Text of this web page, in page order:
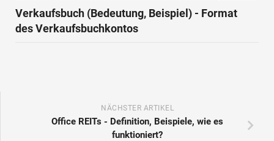
Verkaufsbuch (Bedeutung, Beispiel) - Format
des Verkaufsbuchkontos
NÄCHSTER ARTIKEL
Office REITs - Definition, Beispiele, wie es
funktioniert?